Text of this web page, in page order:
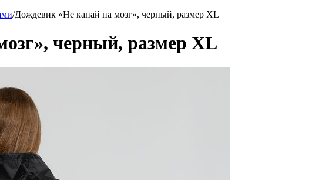
/Дождевик «Не капай на мозг», черный, размер XL
черный, размер XL